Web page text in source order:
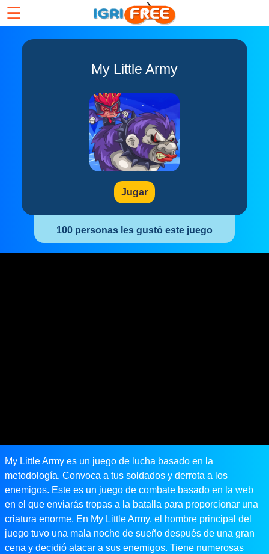
☰
My Little Army
Jugar
100 personas les gustó este juego
My Little Army es un juego de lucha basado en la
metodología. Convoca a tus soldados y derrota a los
enemigos. Este es un juego de combate basado en la web
en el que enviarás tropas a la batalla para proporcionar una
criatura enorme. En My Little Army, el hombre principal del
juego tuvo una mala noche de sueño después de una gran
cena y decidió atacar a sus enemigos. Tiene numerosas